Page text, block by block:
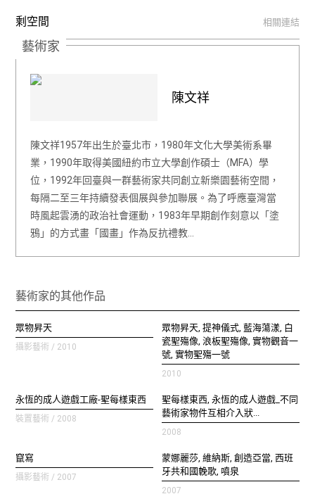
剩空間 相關連結
藝術家
陳文祥
陳文祥1957年出生於臺北市，1980年文化大學美術系畢
業，1990年取得美國紐約市立大學創作碩士（MFA）學
位，1992年回臺與一群藝術家共同創立新樂園藝術空間，
每隔二至三年持續發表個展與參加聯展。為了呼應臺灣當
時風起雲湧的政治社會運動，1983年早期創作刻意以「塗
鴉」的方式畫「國畫」作為反抗禮教…
藝術家的其他作品
眾物昇天
攝影藝術 / 2010
眾物昇天, 提神儀式, 藍海蕩漾, 白
瓷聖殤像, 浪板聖殤像, 實物觀音一
號, 實物聖殤一號
2010
永恆的成人遊戲工廠-聖每樣東西
裝置藝術 / 2008
聖每樣東西, 永恆的成人遊戲_不同
藝術家物件互相介入狀...
2008
竄寫
攝影藝術 / 2007
蒙娜麗莎, 維納斯, 創造亞當, 西班
牙共和國輓歌, 噴泉
2007